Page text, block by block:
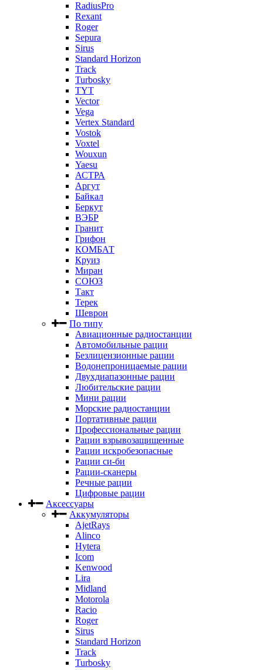
RadiusPro
Rexant
Roger
Sepura
Sirus
Standard Horizon
Track
Turbosky
TYT
Vector
Vega
Vertex Standard
Vostok
Voxtel
Wouxun
Yaesu
АСТРА
Аргут
Байкал
Беркут
ВЭБР
Гранит
Грифон
КОМБАТ
Круиз
Миран
СОЮЗ
Такт
Терек
Шеврон
По типу
Авиационные радиостанции
Автомобильные рации
Безлицензионные рации
Водонепроницаемые рации
Двухдиапазонные рации
Любительские рации
Мини рации
Морские радиостанции
Портативные рации
Профессиональные рации
Рации взрывозащищенные
Рации искробезопасные
Рации си-би
Рации-сканеры
Речные рации
Цифровые рации
Аксессуары
Аккумуляторы
AjetRays
Alinco
Hytera
Icom
Kenwood
Lira
Midland
Motorola
Racio
Roger
Sirus
Standard Horizon
Track
Turbosky